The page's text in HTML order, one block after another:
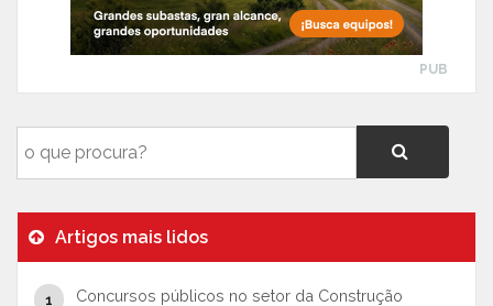
PUB
Artigos mais lidos
Concursos públicos no setor da Construção